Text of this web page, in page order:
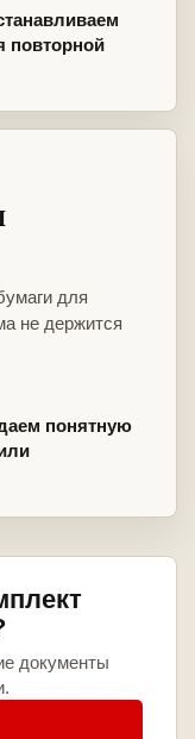
повторной
для
не держится
понятную
документы